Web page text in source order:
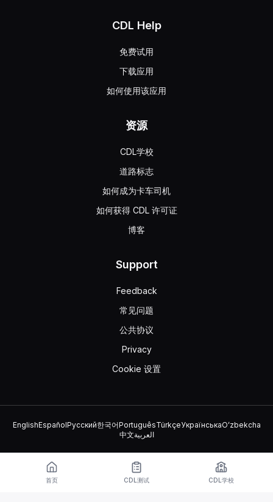
CDL Help
免费试用
下载应用
如何使用该应用
资源
CDL学校
道路标志
如何成为卡车司机
如何获得 CDL 许可证
博客
Support
Feedback
常见问题
公共协议
Privacy
Cookie 设置
EnglishEspañolРусский한국어PortuguêsTürkçeУкраїнськаOʻzbekcha
中文العربية
© 2026 TruckDriver.help LLC
该平台归公司所有，与政府组织无关。
首页 CDL测试 CDL学校